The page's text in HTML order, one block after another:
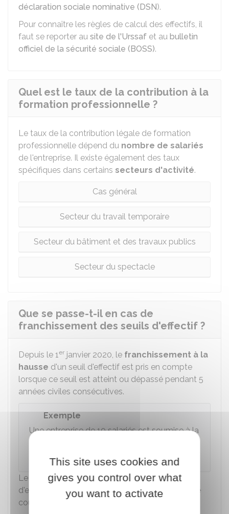
déclaration sociale nominative (DSN).
Pour connaître les règles de calcul des effectifs, il
faut se reporter au site de l'Urssaf et au bulletin
officiel de la sécurité sociale (BOSS).
Quel est le taux de la contribution à la
formation professionnelle ?
Le taux de la contribution légale de formation
professionnelle dépend du nombre de salariés
de l'entreprise. Il existe également des taux
spécifiques dans certains secteurs d'activité.
Cas général
Secteur du travail temporaire
Secteur du bâtiment et des travaux publics
Secteur du spectacle
Que se passe-t-il en cas de
franchissement des seuils d'effectif ?
Depuis le 1er janvier 2020, le franchissement à la
hausse d'un seuil d'effectif est pris en compte
lorsque ce seuil est atteint ou dépassé pendant 5
années civiles consécutives.
Exemple
Une entreprise de 10 salariés est soumise à la
Le franchissement à la baissed'un seuil
d'effectif sur une année civile a pour effet de faire
courir un nouveau délai de 5 ans.
This site uses cookies and
gives you control over what
you want to activate